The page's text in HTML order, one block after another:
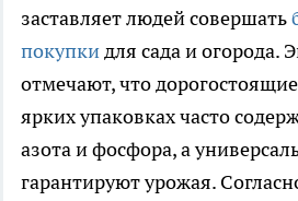
заставляет людей совершать
покупкидля сада и огорода.
отмечают, что
ярких упаковках часто
азота и фосфора, а
гарантируют урожая.